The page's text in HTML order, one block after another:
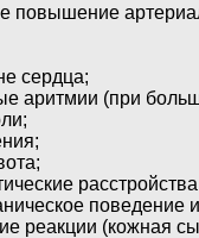
повышение
сердца;
аритмии (при
поведение и
реакции (кожная